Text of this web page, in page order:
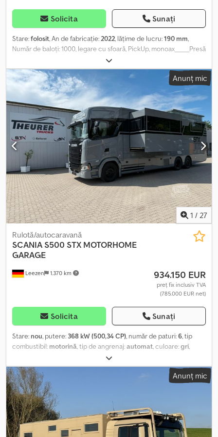
Solicita Sunați
Stare:folosit, An de fabricație: 2022, lăţime de lucru:190 mm,
Număr de baloți: 1000, legare cu sfoară, PickUp, monoax_____Presă
de înaltă presiune MF 1840- lățime PickUp 1,90 m- dimensiuni
balot 46 x 36 cm și lungime de la 0,70 m la 1,30 m- anvelope
31x13,5x15,8- ventilator pentru legător- legare cu sfoară-
presiunea balotului reglabilă hidraulic, locație depozitare: client
Dsdpfx Abjw Ibcns Njck
Anunț mic
1 / 27
Leezen 1.370 km
Rulotă/autocaravană
SCANIA S500 STX MOTORHOME
GARAGE
934.150 EUR
preț fix inclusiv TVA
(785.000 EUR net)
Solicita Sunați
Stare: nou, putere: 368 kW (500,34 CP), număr de paturi:6, tip
combustibil: motorină, tip de angrenaj:automat, culoare:gri,
, clasă de emisii:
26.000 kg, An de fabricație:2025, Dotări:ABS, aer condiționat,
baie, program electronic de stabilitate (ESP), sistem de
navigație, închidere centralizată, încălzitor staționar
500 STX Motorhome cu garaj // Vehicul nou // ----Echipare
interioară: * Asistent parcare (față, spate, cameră 360°) * Pat fix *
Aer condiționat automat * Volan din piele * Senzor lumină * Volan
multifuncțional * Sistem de navigație * Radio (DAB_RADIO, TUNER)
Anunț mic